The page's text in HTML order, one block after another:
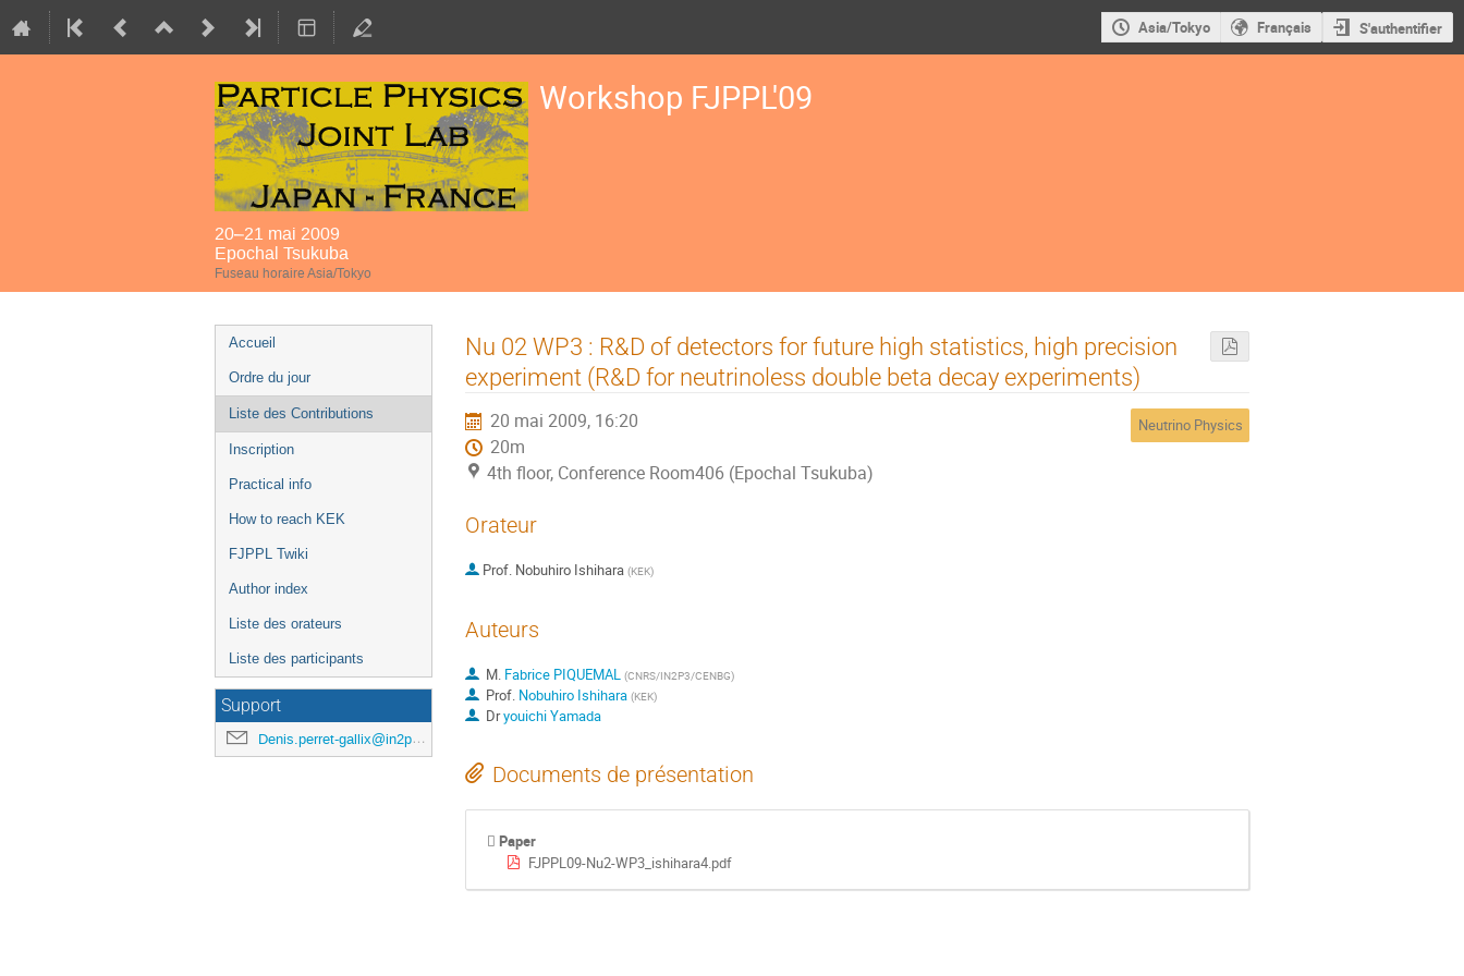
Asia/Tokyo Français S'authentifier
Workshop FJPPL'09
20–21 mai 2009
Epochal Tsukuba
Fuseau horaire Asia/Tokyo
Menu
de
l'événement
Accueil
Ordre du jour
Liste des Contributions
Inscription
Practical info
How to reach KEK
FJPPL Twiki
Author index
Liste des orateurs
Liste des participants
Support
Denis.perret-gallix@in2p3.fr
Nu 02 WP3 : R&D of detectors for future high statistics, high precision
experiment (R&D for neutrinoless double beta decay experiments)
20 mai 2009, 16:20
20m
4th floor, Conference Room406 (Epochal Tsukuba)
Neutrino Physics
Orateur
Prof. Nobuhiro Ishihara (KEK)
Auteurs
M. Fabrice PIQUEMAL (CNRS/IN2P3/CENBG)
Prof. Nobuhiro Ishihara (KEK)
Dryouichi Yamada
Documents de présentation
Paper
FJPPL09-Nu2-WP3_ishihara4.pdf